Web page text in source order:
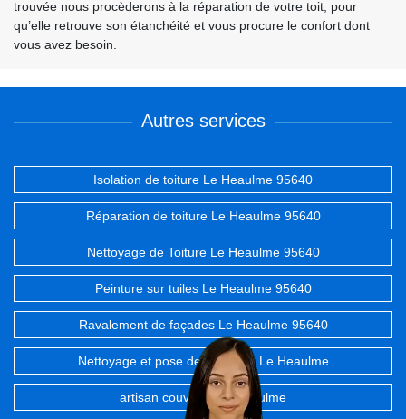
trouvée nous procèderons à la réparation de votre toit, pour
qu’elle retrouve son étanchéité et vous procure le confort dont
vous avez besoin.
Autres services
Isolation de toiture Le Heaulme 95640
Réparation de toiture Le Heaulme 95640
Nettoyage de Toiture Le Heaulme 95640
Peinture sur tuiles Le Heaulme 95640
Ravalement de façades Le Heaulme 95640
Nettoyage et pose de gouttière Le Heaulme
artisan couvreur Le Heaulme